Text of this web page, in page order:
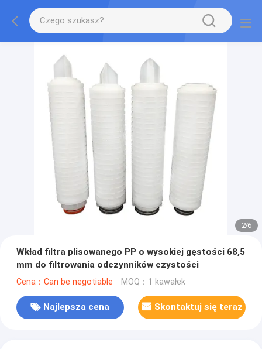
2/6
Wkład filtra plisowanego PP o wysokiej gęstości 68,5
mm do filtrowania odczynników czystości
Cena：Can be negotiable MOQ：1 kawałek
Najlepsza cena Skontaktuj się teraz